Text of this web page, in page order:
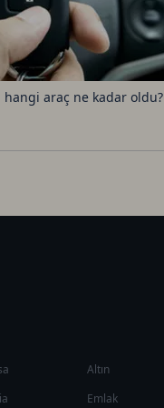
hangi araç ne kadar oldu?
Altın
Emlak